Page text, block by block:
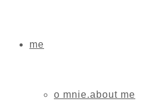
me
o mnie.about me